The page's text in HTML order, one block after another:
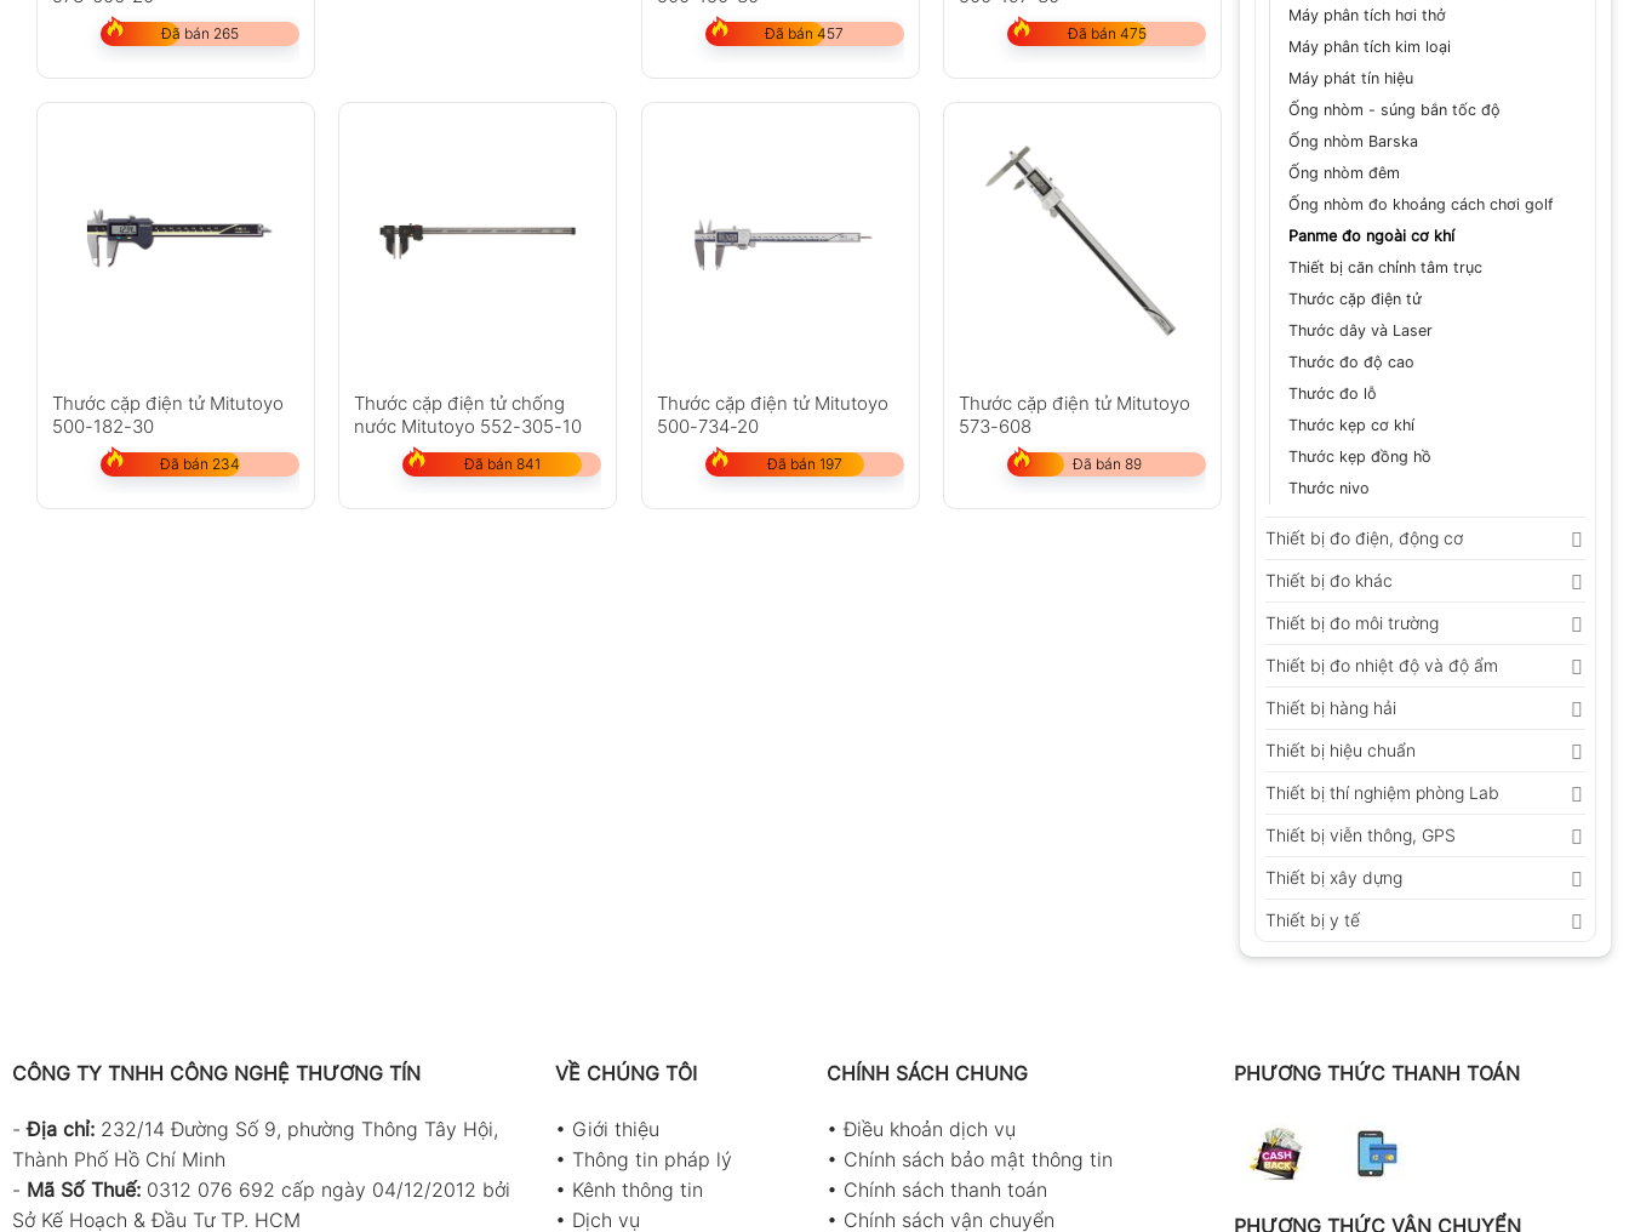
Máy phân tích hơi thở
Máy phân tích kim loại
Máy phát tín hiệu
Ống nhòm - súng bắn tốc độ
Ống nhòm Barska
Ống nhòm đêm
Ống nhòm đo khoảng cách chơi golf
Panme đo ngoài cơ khí
Thiết bị căn chỉnh tâm trục
Thước cặp điện tử
Thước dây và Laser
Thước đo độ cao
Thước đo lỗ
Thước kẹp cơ khí
Thước kẹp đồng hồ
Thước nivo
Thiết bị đo điện, động cơ
Thiết bị đo khác
Thiết bị đo môi trường
Thiết bị đo nhiệt độ và độ ẩm
Thiết bị hàng hải
Thiết bị hiệu chuẩn
Thiết bị thí nghiệm phòng Lab
Thiết bị viễn thông, GPS
Thiết bị xây dựng
Thiết bị y tế
Đã bán 265 Đã bán 457 Đã bán 475
Thước cặp điện tử Mitutoyo
500-182-30
Đã bán 234
Thước cặp điện tử chống
nước Mitutoyo 552-305-10
Đã bán 841
Thước cặp điện tử Mitutoyo
500-734-20
Đã bán 197
Thước cặp điện tử Mitutoyo
573-608
Đã bán 89
CÔNG TY TNHH CÔNG NGHỆ THƯƠNG TÍN
-Địa chỉ: 232/14 Đường Số 9, phường Thông Tây Hội,
Thành Phố Hồ Chí Minh
- Mã Số Thuế: 0312 076 692 cấp ngày 04/12/2012 bởi
Sở Kế Hoạch & Đầu Tư TP. HCM
VỀ CHÚNG TÔI
• Giới thiệu
• Thông tin pháp lý
• Kênh thông tin
• Dịch vụ
CHÍNH SÁCH CHUNG
•Điều khoản dịch vụ
• Chính sách bảo mật thông tin
• Chính sách thanh toán
• Chính sách vận chuyển
PHƯƠNG THỨC THANH TOÁN
PHƯƠNG THỨC VẬN CHUYỂN